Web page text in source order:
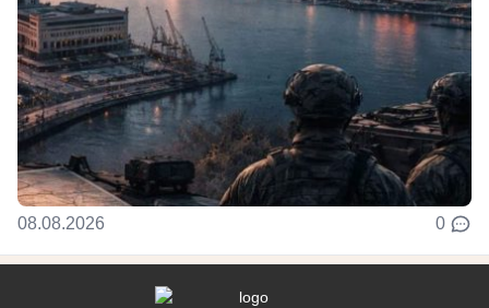
08.08.2026 0